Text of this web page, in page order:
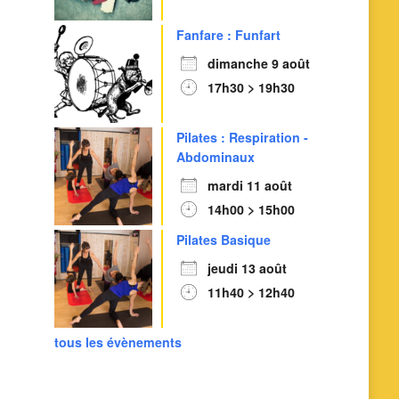
Fanfare : Funfart
dimanche 9 août
17h30 > 19h30
Pilates : Respiration -
Abdominaux
mardi 11 août
14h00 > 15h00
Pilates Basique
jeudi 13 août
11h40 > 12h40
tous les évènements